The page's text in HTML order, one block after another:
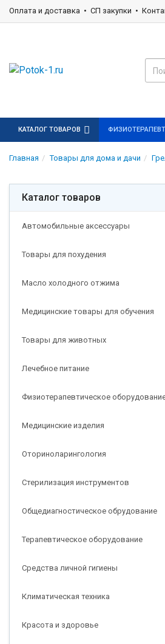
Оплата и доставка СП закупки
КАТАЛОГ ТОВАРОВ
Главная Товары для дома и дачи
Каталог товаров
Автомобильные аксессуары
Товары для похудения
Масло холодного отжима
Медицинские товары для обучения
Товары для животных
Лечебное питание
Физиотерапевтическое
Медицинские изделия
Оториноларингология
Стерилизация инструментов
Общедиагностическое обрудование
Терапевтическое оборудование
Средства личной гигиены
Климатическая техника
Красота и здоровье